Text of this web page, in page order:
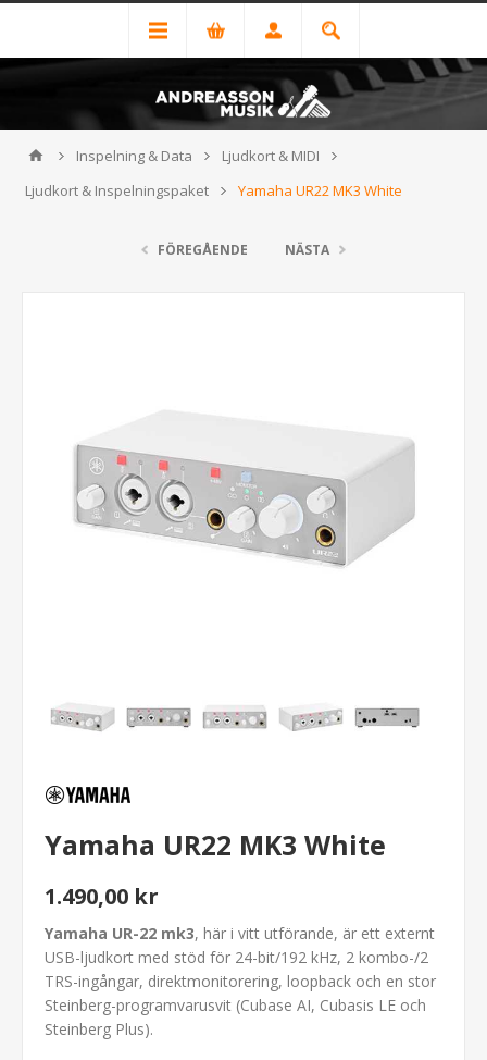
Inspelning & Data
Ljudkort & MIDI
Ljudkort & Inspelningspaket
Yamaha UR22 MK3 White
FÖREGÅENDE NÄSTA
Yamaha UR22 MK3 White
1.490,00 kr
Yamaha UR-22 mk3, här i vitt utförande, är ett externt
USB-ljudkort med stöd för 24-bit/192 kHz, 2 kombo-/2
TRS-ingångar, direktmonitorering, loopback och en stor
Steinberg-programvarusvit (Cubase AI, Cubasis LE och
Steinberg Plus).